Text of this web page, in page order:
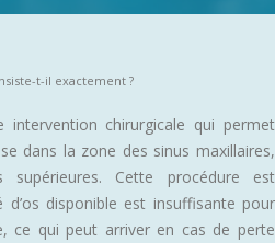
t-il exactement ?
chirurgicale qui permet
dans la zone des sinus maxillaires,
supérieures. Cette procédure est
disponible est insuffisante pour
ce qui peut arriver en cas de perte